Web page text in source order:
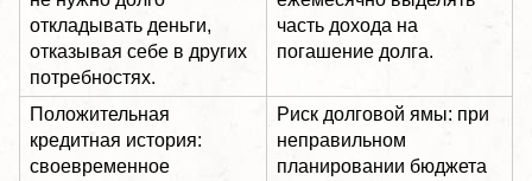
откладывать деньги,
отказывая себе в других
потребностях.
часть дохода на
погашение долга.
Положительная
кредитная история:
своевременное
Риск долговой ямы: при
неправильном
планировании бюджета